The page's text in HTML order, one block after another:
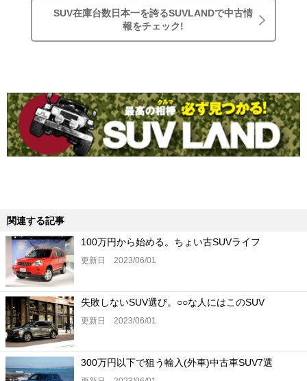
SUV在庫台数日本一を誇るSUVLANDで中古情
報をチェック!
関連する記事
100万円から始める。ちょい古SUVライフ
更新日 2023/06/01
失敗しないSUV選び。○○な人にはこのSUV
更新日 2023/06/01
300万円以下で狙う輸入(外車)中古車SUV7選